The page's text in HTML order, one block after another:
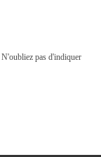
N'oubliez pas d'indiquer